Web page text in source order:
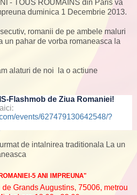
- TOUS ROUMAINS din Paris va
duminica 1 Decembrie 2013.
romanii de pe ambele maluri
un pahar de vorba romaneasca la
alaturi de noi la o actiune
Flashmob de Ziua Romaniei!
events/627479130642548/?
de intalnirea traditionala La un
5 ANI IMPREUNA"
Grands Augustins, 75006, metrou